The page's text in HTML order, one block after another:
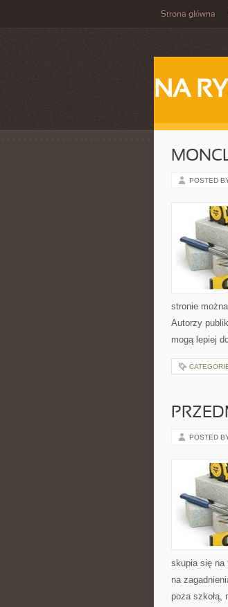
Strona główna
NA
POSTED
stronie
Autorzy
mogą lepiej
POSTED
skupia się na
na
poza